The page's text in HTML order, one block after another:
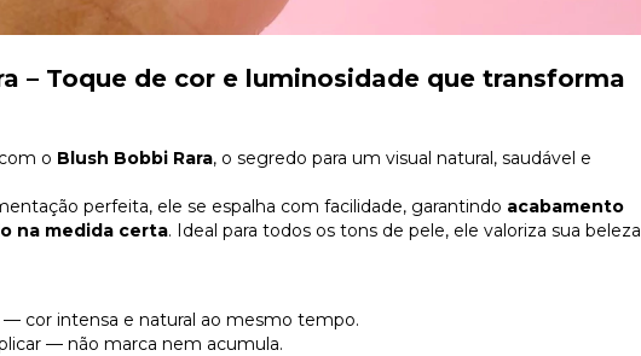
– Toque de cor e luminosidade que transforma
o Blush Bobbi Rara, o segredo para um visual natural, saudável e
perfeita, ele se espalha com facilidade, garantindo acabamento
na medida certa. Ideal para todos os tons de pele, ele valoriza sua beleza
— cor intensa e natural ao mesmo tempo.
— não marca nem acumula.